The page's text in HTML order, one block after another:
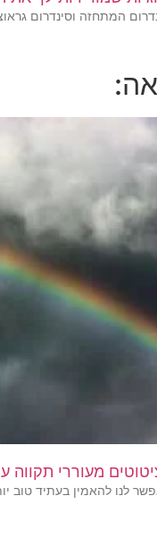
המתחזה וסינדרום